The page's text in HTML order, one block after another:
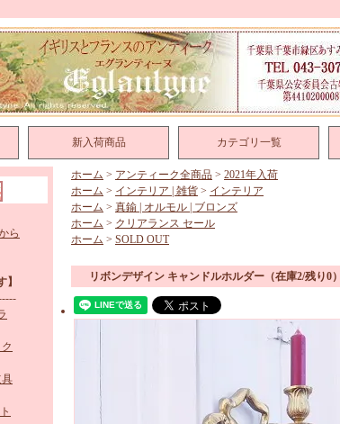
新入荷商品 カテゴリ一覧
】
具
ホーム > アンティーク全商品 > 2021年入荷
ホーム > インテリア | 雑貨 > インテリア
ホーム > 真鍮 | オルモル | ブロンズ
ホーム > クリアランス セール
ホーム > SOLD OUT
リボンデザイン キャンドルホルダー （在庫2/残り0）